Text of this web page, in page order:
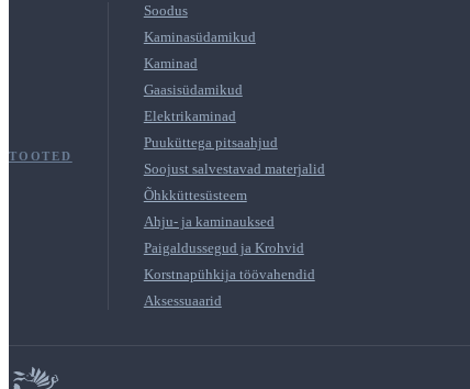
TOOTED
Soodus
Kaminasüdamikud
Kaminad
Gaasisüdamikud
Elektrikaminad
Puuküttega pitsaahjud
Soojust salvestavad materjalid
Õhkküttesüsteem
Ahju- ja kaminauksed
Paigaldussegud ja Krohvid
Korstnapühkija töövahendid
Aksessuaarid